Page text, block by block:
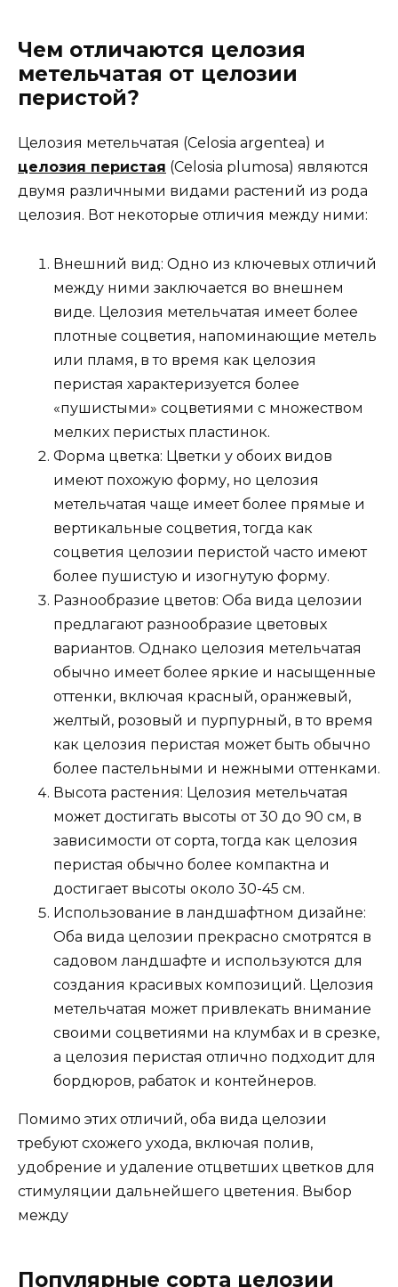
Чем отличаются целозия
метельчатая от целозии
перистой?
Целозия метельчатая (Celosia argentea) и
целозия перистая (Celosia plumosa) являются
двумя различными видами растений из рода
целозия. Вот некоторые отличия между ними:
Внешний вид: Одно из ключевых отличий
между ними заключается во внешнем
виде. Целозия метельчатая имеет более
плотные соцветия, напоминающие метель
или пламя, в то время как целозия
перистая характеризуется более
«пушистыми» соцветиями с множеством
мелких перистых пластинок.
Форма цветка: Цветки у обоих видов
имеют похожую форму, но целозия
метельчатая чаще имеет более прямые и
вертикальные соцветия, тогда как
соцветия целозии перистой часто имеют
более пушистую и изогнутую форму.
Разнообразие цветов: Оба вида целозии
предлагают разнообразие цветовых
вариантов. Однако целозия метельчатая
обычно имеет более яркие и насыщенные
оттенки, включая красный, оранжевый,
желтый, розовый и пурпурный, в то время
как целозия перистая может быть обычно
более пастельными и нежными оттенками.
Высота растения: Целозия метельчатая
может достигать высоты от 30 до 90 см, в
зависимости от сорта, тогда как целозия
перистая обычно более компактна и
достигает высоты около 30-45 см.
Использование в ландшафтном дизайне:
Оба вида целозии прекрасно смотрятся в
садовом ландшафте и используются для
создания красивых композиций. Целозия
метельчатая может привлекать внимание
своими соцветиями на клумбах и в срезке,
а целозия перистая отлично подходит для
бордюров, рабаток и контейнеров.
Помимо этих отличий, оба вида целозии
требуют схожего ухода, включая полив,
удобрение и удаление отцветших цветков для
стимуляции дальнейшего цветения. Выбор
между
Популярные сорта целозии